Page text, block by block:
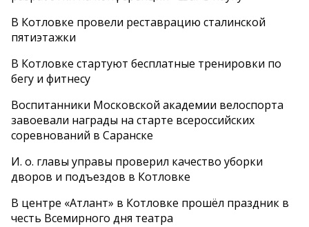
В Котловке провели реставрацию сталинской
пятиэтажки
В Котловке стартуют бесплатные тренировки по
бегу и фитнесу
Воспитанники Московской академии велоспорта
завоевали награды на старте всероссийских
соревнований в Саранске
И. о. главы управы проверил качество уборки
дворов и подъездов в Котловке
В центре «Атлант» в Котловке прошёл праздник в
честь Всемирного дня театра